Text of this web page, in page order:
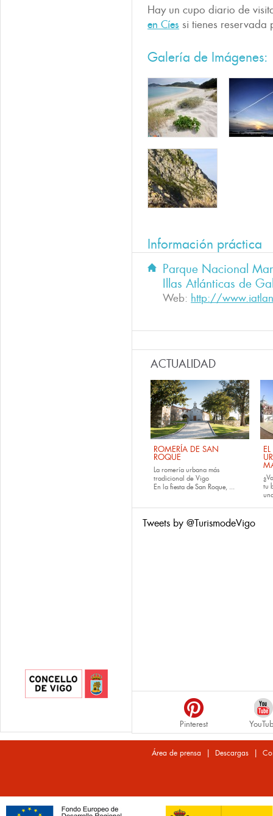
Hay un cupo diario de
en Cíes si tienes
Galería de Imágenes:
Información práctica
Parque Nacional
Illas Atlánticas de
Web: http://
ACTUALIDAD
ROMERÍA DE SAN
ROQUE
La romería urbana más
tradicional de Vigo
En la fiesta de San Roque, ...
tu
Tweets by @TurismodeVigo
Pinterest
Área de prensa | Descargas|